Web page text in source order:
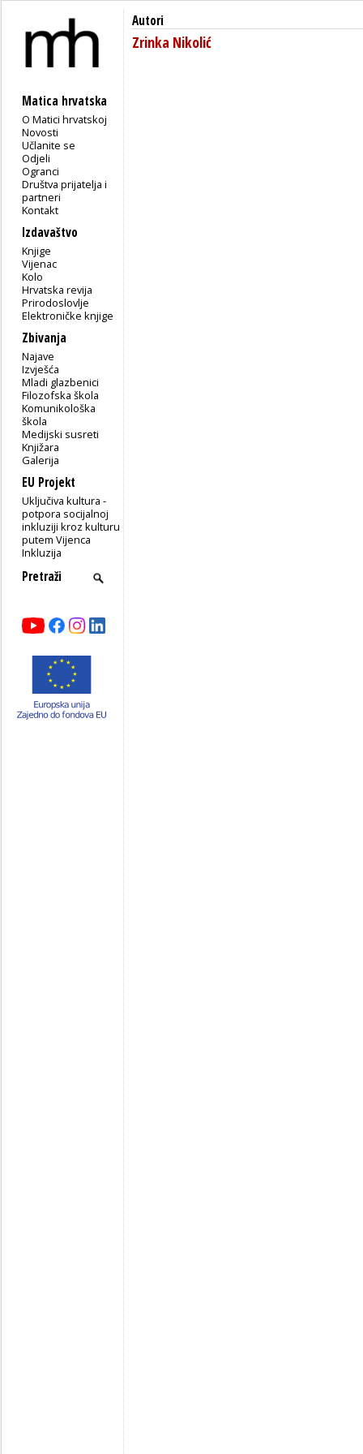
Matica hrvatska
O Matici hrvatskoj
Novosti
Učlanite se
Odjeli
Ogranci
Društva prijatelja i
partneri
Kontakt
Izdavaštvo
Knjige
Vijenac
Kolo
Hrvatska revija
Prirodoslovlje
Elektroničke knjige
Zbivanja
Najave
Izvješća
Mladi glazbenici
Filozofska škola
Komunikološka
škola
Medijski susreti
Knjižara
Galerija
EU Projekt
Uključiva kultura -
potpora socijalnoj
inkluziji kroz kulturu
putem Vijenca
Inkluzija
Autori
Zrinka Nikolić